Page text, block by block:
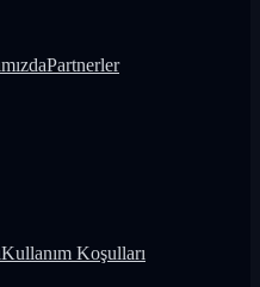
Partnerler
Kullanım Koşulları